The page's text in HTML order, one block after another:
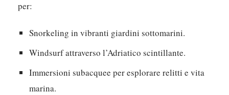
per:
Snorkeling in vibranti giardini sottomarini.
Windsurf attraverso l’Adriatico scintillante.
Immersioni subacquee per esplorare relitti e vita
marina.